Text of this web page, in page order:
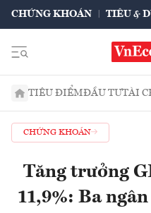
CHỨNG KHOÁN TIÊU &
TIÊU ĐIỂMĐẦU TƯTÀI
CHỨNG KHOÁN
Tăng trưởng
11,9%: Ba